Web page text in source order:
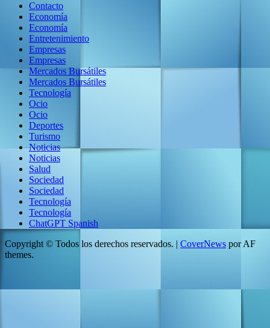
Contacto
Economía
Economía
Entretenimiento
Empresas
Empresas
Mercados Bursátiles
Mercados Bursátiles
Tecnología
Ocio
Ocio
Deportes
Turismo
Noticias
Noticias
Salud
Sociedad
Sociedad
Tecnología
Tecnología
ChatGPT Spanish
Copyright © Todos los derechos reservados. | CoverNews por AF
themes.